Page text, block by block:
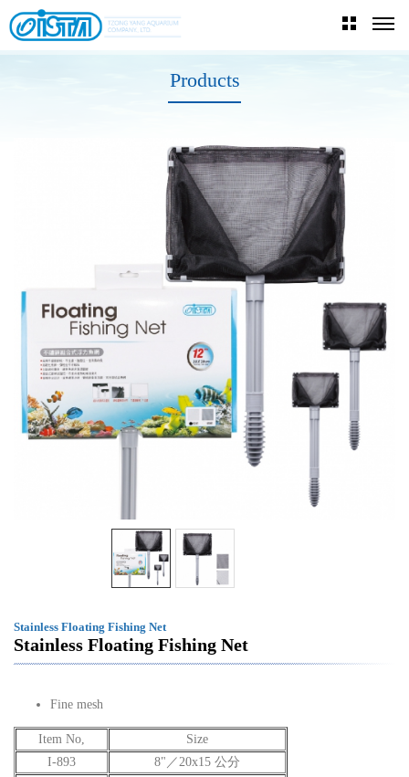
Products
Stainless Floating Fishing Net
Stainless Floating Fishing Net
Fine mesh
Item No,
Size
I-893
8"／20x15 公分